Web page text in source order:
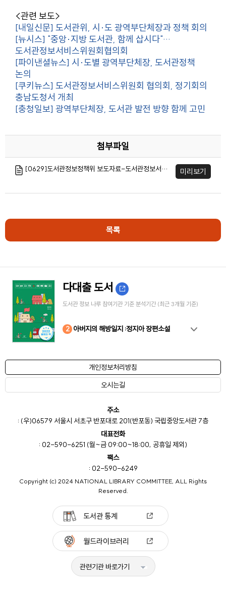
<관련 보도>
[내일신문] 도서관위, 시·도 광역부단체장과 정책 회의
[뉴시스] "중앙·지방 도서관, 함께 삽시다"…
도서관정보서비스위원회협의회
[파이낸셜뉴스] 시·도별 광역부단체장, 도서관정책
논의
[쿠키뉴스] 도서관정보서비스위원회 협의회, 정기회의
충남도청서 개최
[충청일보] 광역부단체장, 도서관 발전 방향 함께 고민
첨부파일
[0629]도서관정보정책위 보도자료-도서관정보서비스위원회협의회 정기회의 개최.hwp 미리보기
목록
다대출 도서
도서관 정보 나루 참여기관 기준 분석기간 (최근 3개월 기준)
1
2 아버지의 해방일지 :정지아 장편소설
3
4
5
6
7
8
9
10
개인정보처리방침
오시는길
주소
: (우)06579 서울시 서초구 반포대로 201(반포동) 국립중앙도서관 7층
대표전화
: 02-590-6251 (월~금 09:00~18:00, 공휴일 제외)
팩스
: 02-590-6249
Copyright (c) 2024 NATIONAL LIBRARY COMMITTEE, ALL Rights
Reserved.
도서관 통계
월드라이브러리
관련기관 바로가기